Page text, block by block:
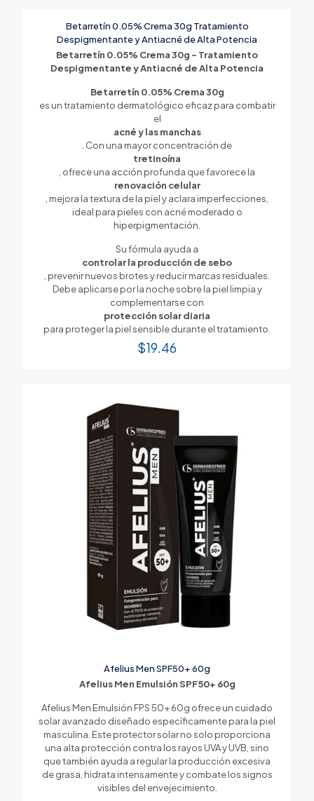
Betarretín 0.05% Crema 30g Tratamiento
Despigmentante y Antiacné de Alta Potencia
Betarretín 0.05% Crema 30g – Tratamiento
Despigmentante y Antiacné de Alta Potencia
Betarretín 0.05% Crema 30g
es un tratamiento dermatológico eficaz para combatir
el
acné y las manchas
. Con una mayor concentración de
tretinoína
, ofrece una acción profunda que favorece la
renovación celular
, mejora la textura de la piel y aclara imperfecciones,
ideal para pieles con acné moderado o
hiperpigmentación.
Su fórmula ayuda a
controlar la producción de sebo
, prevenir nuevos brotes y reducir marcas residuales.
Debe aplicarse por la noche sobre la piel limpia y
complementarse con
protección solar diaria
para proteger la piel sensible durante el tratamiento.
$19.46
Afelius Men SPF50+ 60g
Afelius Men Emulsión SPF50+ 60g
Afelius Men Emulsión FPS 50+ 60g ofrece un cuidado
solar avanzado diseñado específicamente para la piel
masculina. Este protector solar no solo proporciona
una alta protección contra los rayos UVA y UVB, sino
que también ayuda a regular la producción excesiva
de grasa, hidrata intensamente y combate los signos
visibles del envejecimiento.